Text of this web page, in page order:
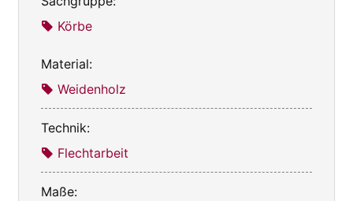
Körbe
Material:
Weidenholz
Technik:
Flechtarbeit
Maße: